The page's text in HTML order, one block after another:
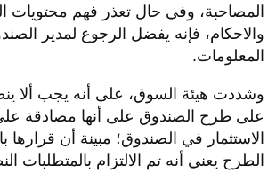
المصاحبة، وفي حال تعذر فهم محتويات
والاحكام، فإنه يفضل الرجوع لمدير
المعلومات.
وشددت هيئة السوق، على أنه يجب ألا
على طرح الصندوق على أنها مصادقة
الاستثمار في الصندوق؛ مبينة أن قرارها
الطرح يعني أنه تم الالتزام بالمتطلبات